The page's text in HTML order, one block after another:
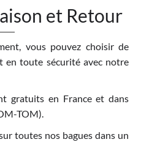
et Retour
vous pouvez choisir de
en toute sécurité avec notre
gratuits en France et dans
TOM).
toutes nos bagues dans un